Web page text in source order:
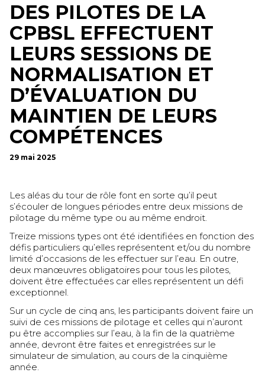
DES PILOTES DE LA
CPBSL EFFECTUENT
LEURS SESSIONS DE
NORMALISATION ET
D’ÉVALUATION DU
MAINTIEN DE LEURS
COMPÉTENCES
29 mai 2025
Les aléas du tour de rôle font en sorte qu’il peut
s’écouler de longues périodes entre deux missions de
pilotage du même type ou au même endroit.
Treize missions types ont été identifiées en fonction des
défis particuliers qu’elles représentent et/ou du nombre
limité d’occasions de les effectuer sur l’eau. En outre,
deux manœuvres obligatoires pour tous les pilotes,
doivent être effectuées car elles représentent un défi
exceptionnel.
Sur un cycle de cinq ans, les participants doivent faire un
suivi de ces missions de pilotage et celles qui n’auront
pu être accomplies sur l’eau, à la fin de la quatrième
année, devront être faites et enregistrées sur le
simulateur de simulation, au cours de la cinquième
année.